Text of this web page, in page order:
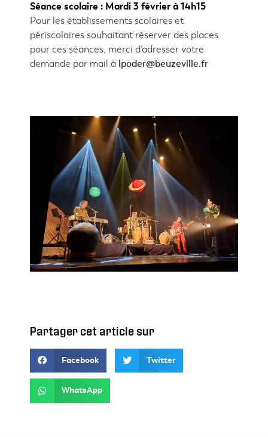
Séance scolaire : Mardi 3 février à 14h15
Pour les établissements scolaires et
périscolaires souhaitant réserver des places
pour ces séances, merci d’adresser votre
demande par mail à lpoder@beuzeville.fr
Partager cet article sur
Facebook Twitter
WhatsApp